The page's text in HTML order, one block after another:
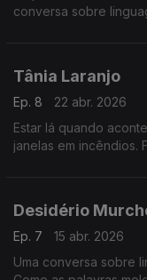
conversa sobre
Tânia Laranjo
Ep. 8
22 abr. 2026
Estar lá quando
janelas em incêndios.
Desidério
Ep. 7
15 abr. 2026
Uma conversa sobre